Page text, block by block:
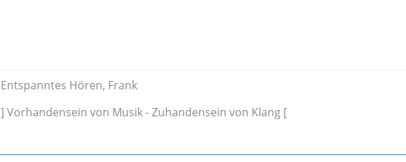
Entspanntes Hören, Frank
] Vorhandensein von Musik - Zuhandensein von Klang [